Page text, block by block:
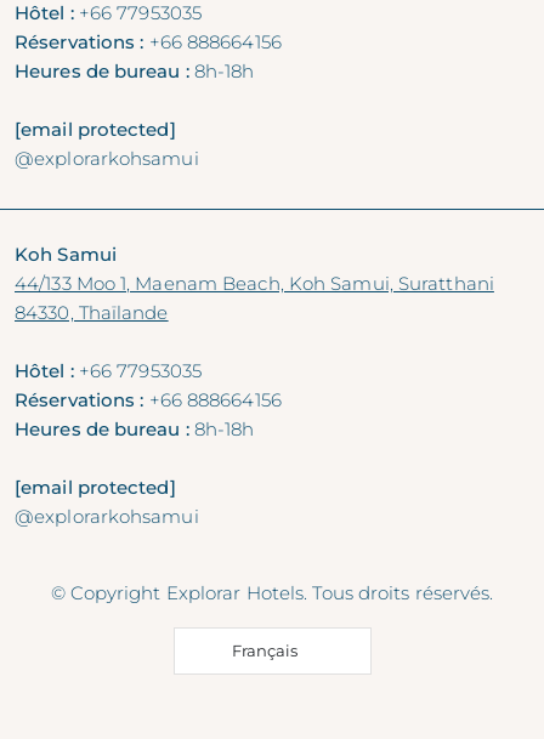
Hôtel : +66 77953035
Réservations : +66 888664156
Heures de bureau :8h-18h
[email protected]
@explorarkohsamui
Koh Samui
44/133 Moo 1, Maenam Beach, Koh Samui, Suratthani
84330, Thaïlande
Hôtel : +66 77953035
Réservations : +66 888664156
Heures de bureau :8h-18h
[email protected]
@explorarkohsamui
© Copyright Explorar Hotels. Tous droits réservés.
Français